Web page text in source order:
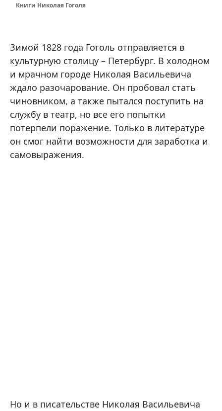
Книги Николая Гоголя
Зимой 1828 года Гоголь отправляется в
культурную столицу – Петербург. В холодном
и мрачном городе Николая Васильевича
ждало разочарование. Он пробовал стать
чиновником, а также пытался поступить на
службу в театр, но все его попытки
потерпели поражение. Только в литературе
он смог найти возможности для заработка и
самовыражения.
Но и в писательстве Николая Васильевича